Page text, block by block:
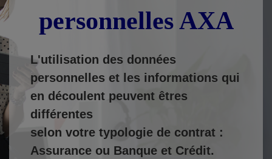
personnelles AXA
L'utilisation des données
personnelles et les informations qui
en découlent peuvent êtres
différentes
selon votre typologie de contrat :
Assurance ou Banque et Crédit.